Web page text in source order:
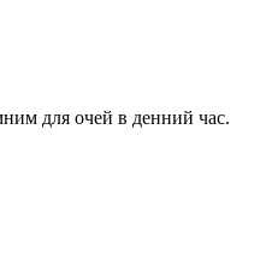
для очей в денний час.